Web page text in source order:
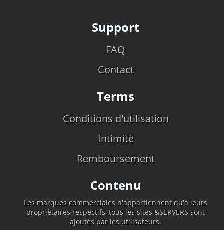
Support
FAQ
Contact
Terms
Conditions d'utilisation
Intimitè
Remboursement
Contenu
Les marques commerciales n'appartiennent qu'à leurs
propriètaires respectifs, tous les sites &SERVERS sont
ajoutès par les utilisateurs.